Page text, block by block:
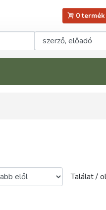
0 termék
Találat /